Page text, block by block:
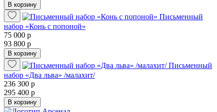
В корзину
Письменный
набор «Конь с попоной»
75 000 р
93 800 р
В корзину
Письменный
набор «Два льва» /малахит/
236 300 р
295 400 р
В корзину